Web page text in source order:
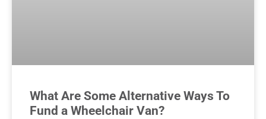
What Are Some Alternative Ways To
Fund a Wheelchair Van?